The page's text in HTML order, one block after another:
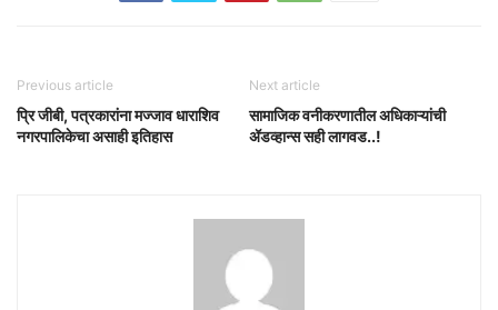
Previous article
प्रि जीबी, पत्रकारांना मज्जाव धाराशिव
नगरपालिकेचा असाही इतिहास
Next article
सामाजिक वनीकरणातील अधिकाऱ्यांची
ॲडव्हान्स सही लागवड..!